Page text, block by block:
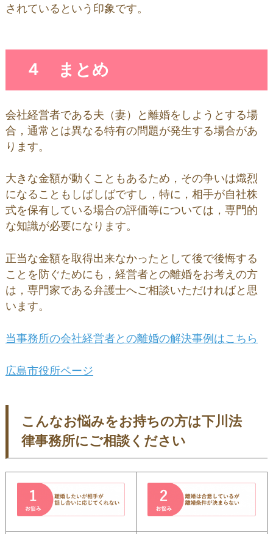
されているという印象です。
４ まとめ
会社経営者である夫（妻）と離婚をしようとする場
合，通常とは異なる特有の問題が発生する場合があ
ります。
大きな金額が動くこともあるため，その争いは熾烈
になることもしばしばですし，特に，相手が自社株
式を保有している場合の評価等については，専門的
な知識が必要になります。
正当な金額を取得出来なかったとして後で後悔する
ことを防ぐためにも，経営者との離婚をお考えの方
は，専門家である弁護士へご相談いただければと思
います。
当事務所の会社経営者との離婚の解決事例はこちら
広島市役所ページ
こんなお悩みをお持ちの方は下川法
律事務所にご相談ください